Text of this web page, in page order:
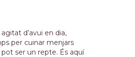
d’avui en dia,
per cuinar menjars
pot ser un repte. És aquí